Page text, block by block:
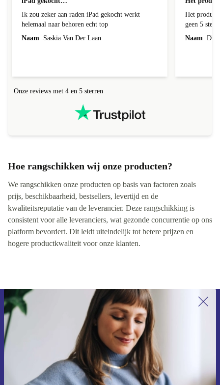
Ik zou zeker aan raden iPad gekocht werkt
helemaal naar behoren echt top
Naam
Saskia Van Der Laan
Het product
geen 5 sterren geef is de onduidelijke
Naam Dhr.
Onze reviews met 4 en 5 sterren
Hoe rangschikken wij onze producten?
We rangschikken onze producten op basis van factoren zoals
prijs, beschikbaarheid, bestsellers, levertijd en de
kwaliteitsreputatie van de leverancier. Deze rangschikking is
consistent voor alle leveranciers, wat gezonde concurrentie op ons
platform bevordert. Dit leidt uiteindelijk tot betere prijzen en
hogere productkwaliteit voor onze klanten.
Meld je aan voor onze nieuwsbrief en
ontvang €15 korting!
Mis nooit meer een aanbieding.